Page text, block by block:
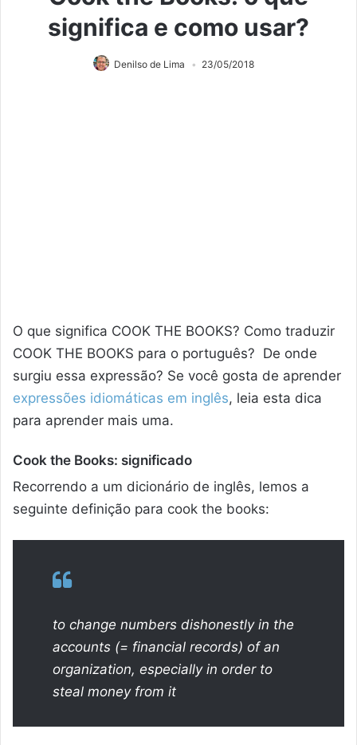
significa e como usar?
Denilso de Lima 23/05/2018
O que significa COOK THE BOOKS? Como traduzir
COOK THE BOOKS para o português? De onde
surgiu essa expressão? Se você gosta de aprender
expressões idiomáticas em inglês, leia esta dica
para aprender mais uma.
Cook the Books: significado
Recorrendo a um dicionário de inglês, lemos a
seguinte definição para cook the books:
to change numbers dishonestly in the
accounts (= financial records) of an
organization, especially in order to
steal money from it